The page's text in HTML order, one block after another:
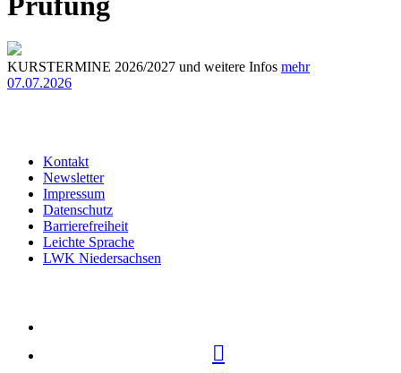
KURSTERMINE 2026/2027 und weitere Infos mehr
07.07.2026
Kontakt
Newsletter
Impressum
Datenschutz
Barrierefreiheit
Leichte Sprache
LWK Niedersachsen